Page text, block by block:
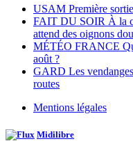
USAM Première
FAIT DU SOIR À la
attend des oignons
MÉTÉO FRANCE
août ?
GARD Les
routes
Mentions légales
Midilibre